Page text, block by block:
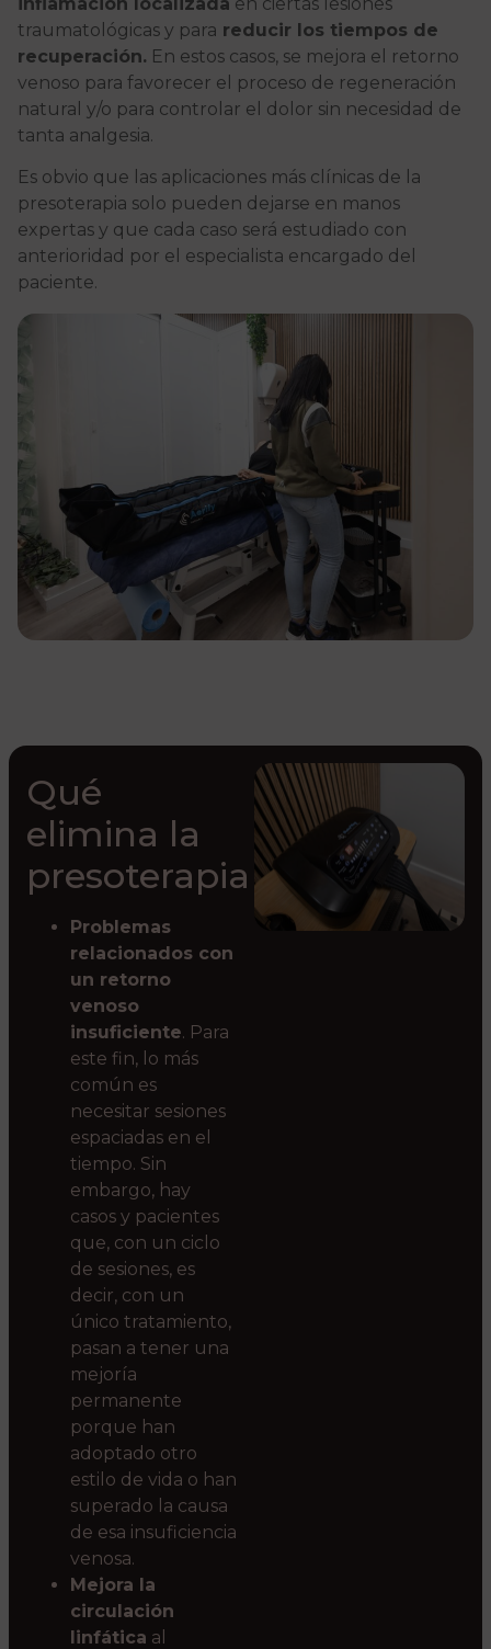
traumatológicas y para reducir los tiempos de
recuperación. En estos casos, se mejora el retorno
venoso para favorecer el proceso de regeneración
natural y/o para controlar el dolor sin necesidad de
tanta analgesia.
Es obvio que las aplicaciones más clínicas de la
presoterapia solo pueden dejarse en manos
expertas y que cada caso será estudiado con
anterioridad por el especialista encargado del
paciente.
Qué
elimina la
presoterapia
Problemas
relacionados con
un retorno
venoso
insuficiente. Para
este fin, lo más
común es
necesitar sesiones
espaciadas en el
tiempo. Sin
embargo, hay
casos y pacientes
que, con un ciclo
de sesiones, es
decir, con un
único tratamiento,
pasan a tener una
mejoría
permanente
porque han
adoptado otro
estilo de vida o han
superado la causa
de esa insuficiencia
venosa.
Mejora la
circulación
linfática al